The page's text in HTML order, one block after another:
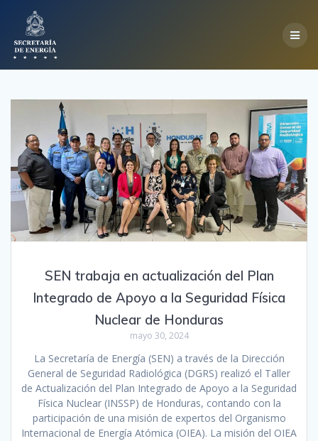
SEN trabaja en actualización del Plan
Integrado de Apoyo a la Seguridad Física
Nuclear de Honduras
mayo 30, 2024
La Secretaría de Energía (SEN) a través de la Dirección
General de Seguridad Radiológica (DGRS) realizó el Taller
de Actualización del Plan Integrado de Apoyo a la Seguridad
Física Nuclear (INSSP) de Honduras, contando con la
participación de una misión de expertos del Organismo
Internacional de Energía Atómica (OIEA). La misión del OIEA